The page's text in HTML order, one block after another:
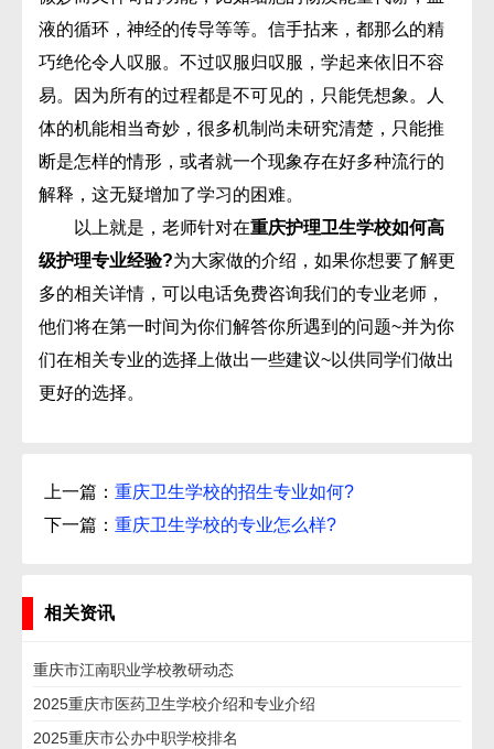
液的循环，神经的传导等等。信手拈来，都那么的精
巧绝伦令人叹服。不过叹服归叹服，学起来依旧不容
易。因为所有的过程都是不可见的，只能凭想象。人
体的机能相当奇妙，很多机制尚未研究清楚，只能推
断是怎样的情形，或者就一个现象存在好多种流行的
解释，这无疑增加了学习的困难。
以上就是，老师针对在重庆护理卫生学校如何高
级护理专业经验?为大家做的介绍，如果你想要了解更
多的相关详情，可以电话免费咨询我们的专业老师，
他们将在第一时间为你们解答你所遇到的问题~并为你
们在相关专业的选择上做出一些建议~以供同学们做出
更好的选择。
上一篇： 重庆卫生学校的招生专业如何?
下一篇： 重庆卫生学校的专业怎么样?
相关资讯
重庆市江南职业学校教研动态
2025重庆市医药卫生学校介绍和专业介绍
2025重庆市公办中职学校排名